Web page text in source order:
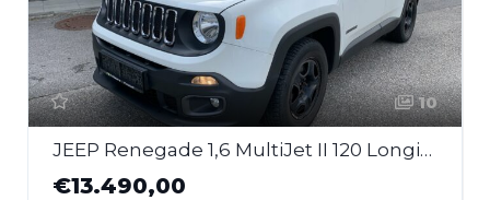
10
JEEP Renegade 1,6 MultiJet II 120 Longitude
€13.490,00